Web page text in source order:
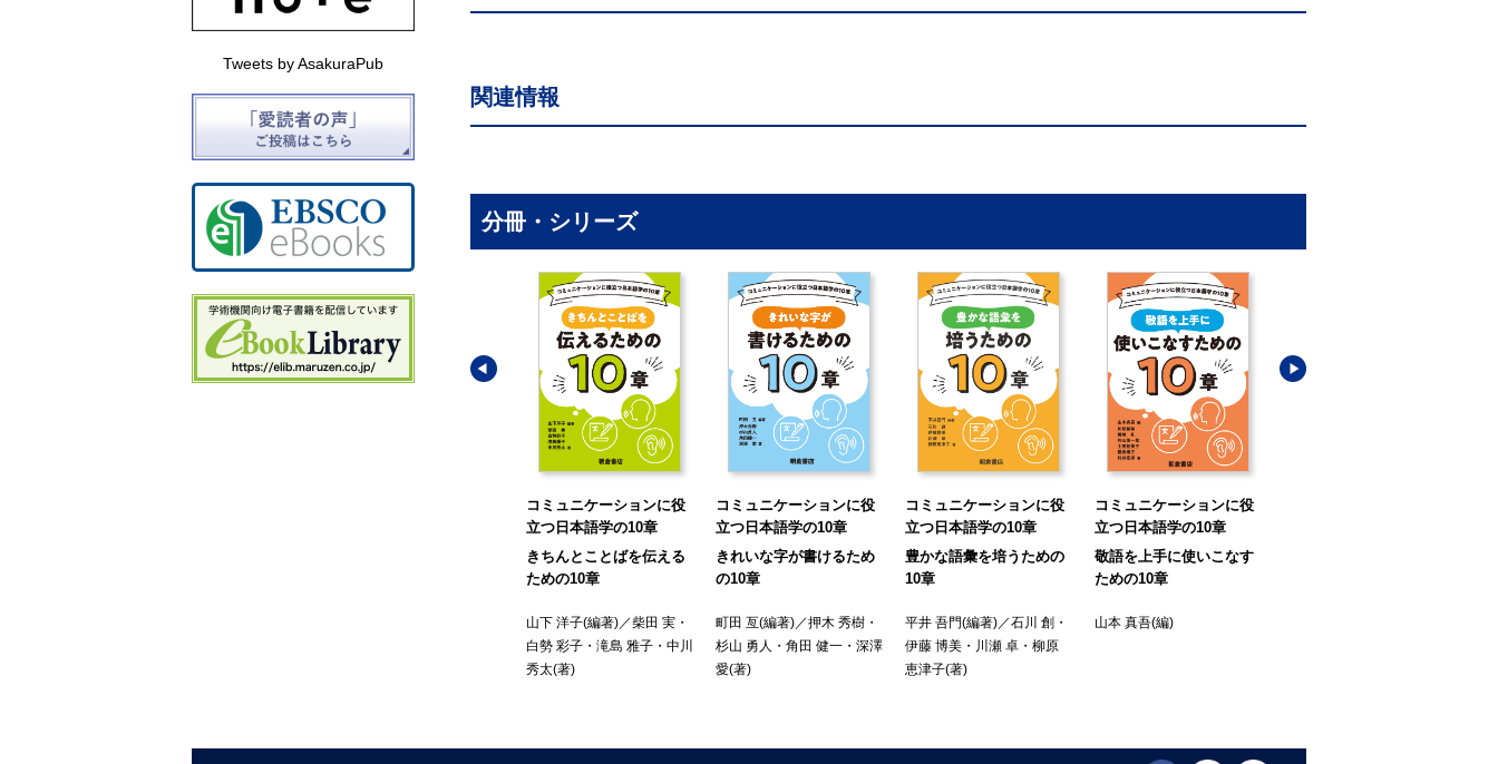
第二章漢字のこと知ってる？〔深澤愛〕
三．漢字にはいろいろな書体がある
四．日本の漢字にいろいろな読み方が生まれたわけ
七．文字を書くのは歴史を受け取る営みでもある
一．表意文字（表語文字）って何だろう？
二．六書って知ってる？
三．実際に漢字の成り立ちを見てみよう
（一）水（川・永）
（二）火（炎・然・燃・災）
（三）田（畑・町）
（四）島
（五）人（休・光・大・天・立）
（七）鼻
（八）手（右・左）
（九）止（走・武）
（十一）衣（表・裏）
（十二）上（下）
関連情報
分冊・シリーズ
コミュニケーションに役
立つ日本語学の10章
きちんとことばを伝える
ための10章
山下 洋子(編著)／柴田 実 ・
白勢 彩子 ・ 滝島 雅子 ・ 中川
秀太(著)
コミュニケーションに役
立つ日本語学の10章
きれいな字が書けるため
の10章
町田 亙(編著)／押木 秀樹 ・
杉山 勇人 ・ 角田 健一 ・ 深澤
愛(著)
コミュニケーションに役
立つ日本語学の10章
豊かな語彙を培うための
10章
平井 吾門(編著)／石川 創 ・
伊藤 博美 ・ 川瀬 卓 ・ 柳原
恵津子(著)
コミュニケーションに役
立つ日本語学の10章
敬語を上手に使いこなす
ための10章
山本 真吾(編)
Tweets by AsakuraPub